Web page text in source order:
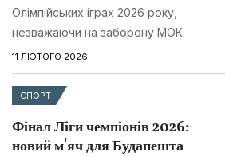
Олімпійських іграх 2026 року,
незважаючи на заборону МОК.
11 ЛЮТОГО 2026
СПОРТ
Фінал Ліги чемпіонів 2026:
новий м'яч для Будапешта